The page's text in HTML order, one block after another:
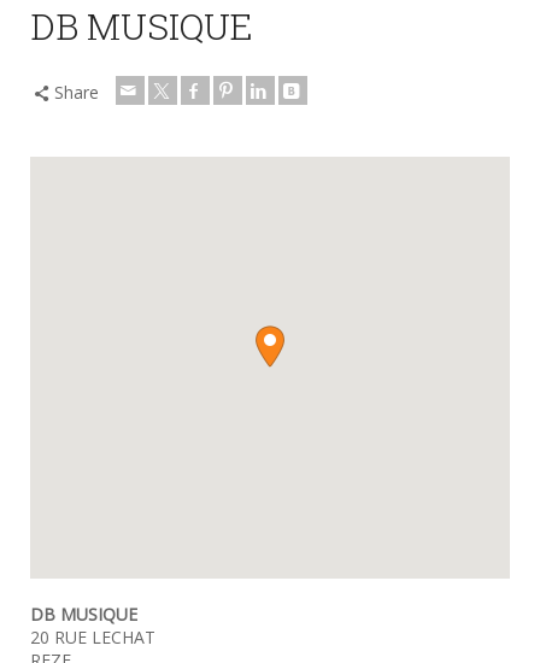
DB MUSIQUE
Share
DB MUSIQUE
20 RUE LECHAT